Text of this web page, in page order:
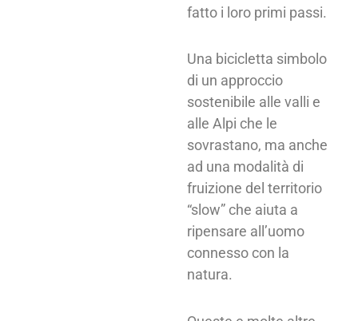
fatto i loro primi passi.
Una bicicletta simbolo
di un approccio
sostenibile alle valli e
alle Alpi che le
sovrastano, ma anche
ad una modalità di
fruizione del territorio
“slow” che aiuta a
ripensare all’uomo
connesso con la
natura.